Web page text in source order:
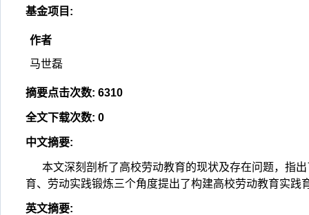
基金项目 :
作者
马世磊
摘要点击次数: 6310
全文下载次数: 0
中文摘要:
本文深刻剖析了高校劳动教育的现状及存在问题，指
育、劳动实践锻炼三个角度提出了构建高校劳动教育实践
英文摘要: